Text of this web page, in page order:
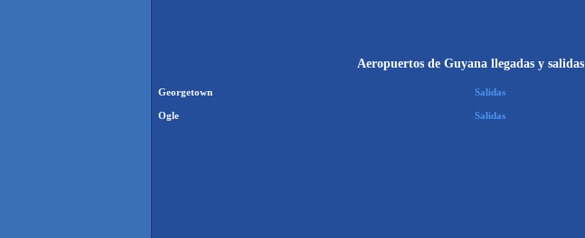
Aeropuertos de Guyana llegadas y salidas
Georgetown Salidas
Ogle Salidas